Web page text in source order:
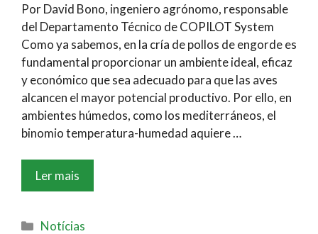
Por David Bono, ingeniero agrónomo, responsable
del Departamento Técnico de COPILOT System
Como ya sabemos, en la cría de pollos de engorde es
fundamental proporcionar un ambiente ideal, eficaz
y económico que sea adecuado para que las aves
alcancen el mayor potencial productivo. Por ello, en
ambientes húmedos, como los mediterráneos, el
binomio temperatura-humedad aquiere …
Ler mais
Notícias